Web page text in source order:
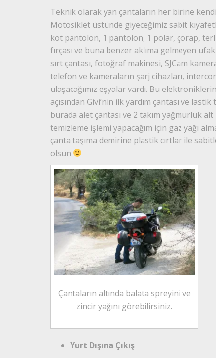
Teknik olarak yan çantaların her birine
Motosiklet üstünde giyeceğimiz sabit
kot pantolon, 1 pantolon, 1 polar, çorap,
fırçası ve buna benzer aklıma gelmeyen
sırt çantası, fotoğraf makinesi, SJCam
telefon ve kameraların şarj cihazları,
ulaşacağımız eşyalar vardı. Bu
açısından Givi’nin ilk yardım çantası ve
burada alet çantası ve 2 takım yağmurluk
temizleme işlemi yapacağım için gaz yağı
çanta taşıma demirine plastik cırtlar ile
olsun
Çantaların altında balata spreyini ve
zincir yağını görebilirsiniz.
Yurt Dışına Çıkış